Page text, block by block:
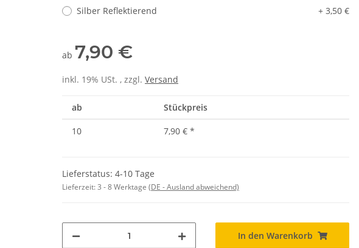
Silber Reflektierend
+ 3,50 €
ab 7,90 €
inkl. 19% USt. , zzgl. Versand
ab Stückpreis
10 7,90 € *
Lieferstatus: 4-10 Tage
Lieferzeit:3 - 8 Werktage (DE - Ausland abweichend)
In den Warenkorb
10x T-Shirt Herren weiß,
Premium B&C Inspire #190
Piktogramm Warnweste auch mit